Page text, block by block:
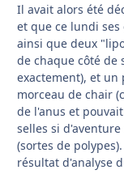
Il avait alors été
et que ce lundi
ainsi que deux
de chaque côté de
exactement), et
morceau de chair
de l'anus et
selles si
(sortes de
résultat d'analyse